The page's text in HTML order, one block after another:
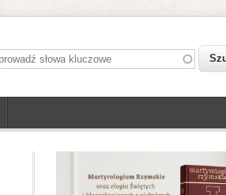
słowa kluczowe